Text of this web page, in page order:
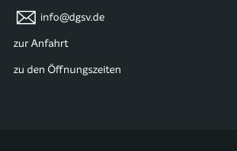
info@dgsv.de
zur Anfahrt
zu den Öffnungszeiten